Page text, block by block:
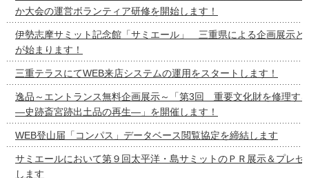
か大会の運営ボランティア研修を開始します！
伊勢志摩サミット記念館「サミエール」 三重県による企画展示と
が始まります！
三重テラスにてWEB来店システムの運用をスタートします！
逸品～エントランス無料企画展示～「第3回 重要文化財を修理す
―史跡斎宮跡出土品の再生―」を開催します！
WEB登山届「コンパス」データベース閲覧協定を締結します
サミエールにおいて第９回太平洋・島サミットのＰＲ展示＆プレゼ
します